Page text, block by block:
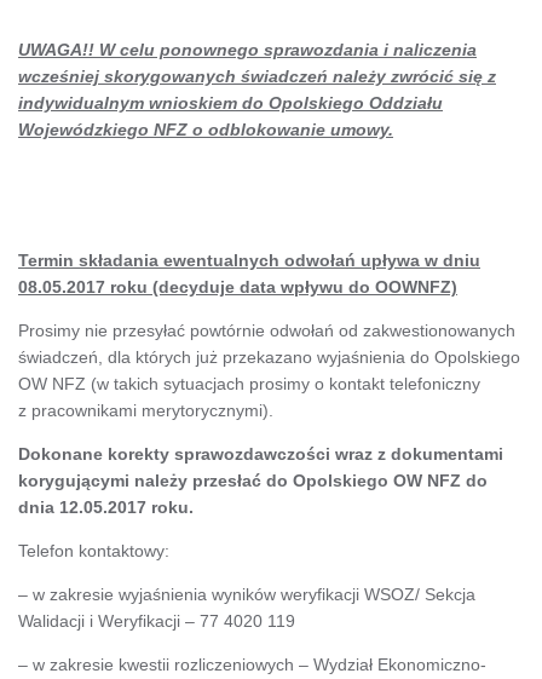
UWAGA!! W celu ponownego sprawozdania i naliczenia
wcześniej skorygowanych świadczeń należy zwrócić się z
indywidualnym wnioskiem do Opolskiego Oddziału
Wojewódzkiego NFZ o odblokowanie umowy.
Termin składania ewentualnych odwołań upływa w dniu
08.05.2017 roku (decyduje data wpływu do OOWNFZ)
Prosimy nie przesyłać powtórnie odwołań od zakwestionowanych
świadczeń, dla których już przekazano wyjaśnienia do Opolskiego
OW NFZ (w takich sytuacjach prosimy o kontakt telefoniczny
z pracownikami merytorycznymi).
Dokonane korekty sprawozdawczości wraz z dokumentami
korygującymi należy przesłać do Opolskiego OW NFZ do
dnia 12.05.2017 roku.
Telefon kontaktowy:
– w zakresie wyjaśnienia wyników weryfikacji WSOZ/ Sekcja
Walidacji i Weryfikacji – 77 4020 119
– w zakresie kwestii rozliczeniowych – Wydział Ekonomiczno-